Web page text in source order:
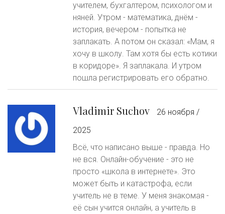
учителем, бухгалтером, психологом и
няней. Утром - математика, днём -
история, вечером - попытка не
заплакать. А потом он сказал: «Мам, я
хочу в школу. Там хотя бы есть котики
в коридоре». Я заплакала. И утром
пошла регистрировать его обратно.
Vladimir Suchov
26 ноября /
2025
Всё, что написано выше - правда. Но
не вся. Онлайн-обучение - это не
просто «школа в интернете». Это
может быть и катастрофа, если
учитель не в теме. У меня знакомая -
её сын учится онлайн, а учитель в